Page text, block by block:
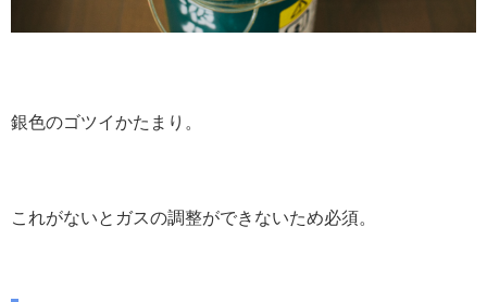
銀色のゴツイかたまり。
これがないとガスの調整ができないため必須。